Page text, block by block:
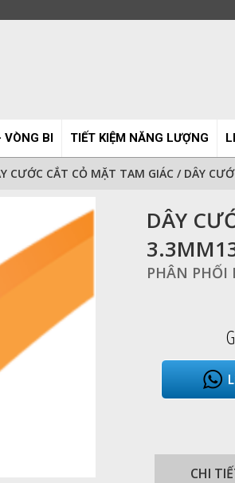
VÒNG BI TIẾT KIỆM NĂNG LƯỢNG
CƯỚC CẮT CỎ MẶT TAM GIÁC / DÂY
DÂY
PHÂN PHỐI
CHI